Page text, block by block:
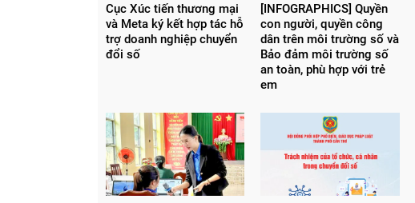
Cục Xúc tiến thương mại
và Meta ký kết hợp tác hỗ
trợ doanh nghiệp chuyển
đổi số
[INFOGRAPHICS] Quyền
con người, quyền công
dân trên môi trường số và
Bảo đảm môi trường số
an toàn, phù hợp với trẻ
em